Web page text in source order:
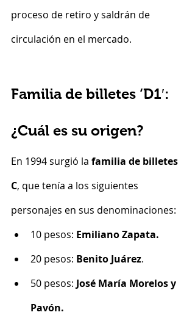
proceso de retiro y saldrán de
circulación en el mercado.
Familia de billetes ‘D1′:
¿Cuál es su origen?
En 1994 surgió la familia de billetes
C, que tenía a los siguientes
personajes en sus denominaciones:
10 pesos: Emiliano Zapata.
20 pesos: Benito Juárez.
50 pesos: José María Morelos y
Pavón.